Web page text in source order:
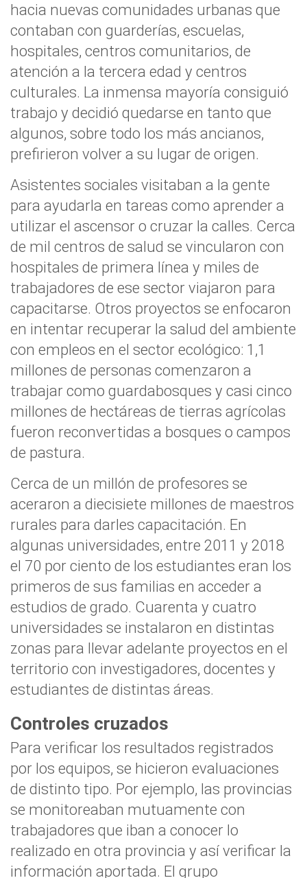
hacia nuevas comunidades urbanas que
contaban con guarderías, escuelas,
hospitales, centros comunitarios, de
atención a la tercera edad y centros
culturales. La inmensa mayoría consiguió
trabajo y decidió quedarse en tanto que
algunos, sobre todo los más ancianos,
prefirieron volver a su lugar de origen.
Asistentes sociales visitaban a la gente
para ayudarla en tareas como aprender a
utilizar el ascensor o cruzar la calles. Cerca
de mil centros de salud se vincularon con
hospitales de primera línea y miles de
trabajadores de ese sector viajaron para
capacitarse. Otros proyectos se enfocaron
en intentar recuperar la salud del ambiente
con empleos en el sector ecológico: 1,1
millones de personas comenzaron a
trabajar como guardabosques y casi cinco
millones de hectáreas de tierras agrícolas
fueron reconvertidas a bosques o campos
de pastura.
Cerca de un millón de profesores se
aceraron a diecisiete millones de maestros
rurales para darles capacitación. En
algunas universidades, entre 2011 y 2018
el 70 por ciento de los estudiantes eran los
primeros de sus familias en acceder a
estudios de grado. Cuarenta y cuatro
universidades se instalaron en distintas
zonas para llevar adelante proyectos en el
territorio con investigadores, docentes y
estudiantes de distintas áreas.
Controles cruzados
Para verificar los resultados registrados
por los equipos, se hicieron evaluaciones
de distinto tipo. Por ejemplo, las provincias
se monitoreaban mutuamente con
trabajadores que iban a conocer lo
realizado en otra provincia y así verificar la
información aportada. El grupo